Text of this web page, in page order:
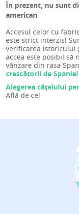
În prezent, nu sunt
american
Accesul celor cu
este strict interzis!
verificarea istoricului
accea este posibil să
vânzare din rasa
crescătorii de
Alegerea cățelului
Află de ce!